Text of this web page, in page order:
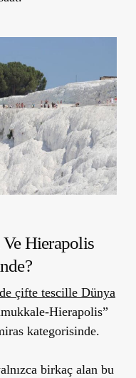
Hierapolis
çifte tescille Dünya
Hierapolis”
kategorisinde.
birkaç alan bu